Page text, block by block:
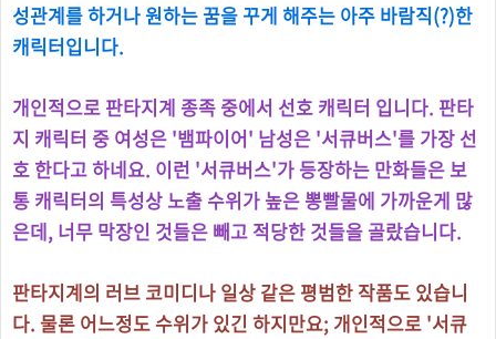
성관계를 하거나 원하는 꿈을 꾸게 해주는 아주 바람직(?)한
캐릭터입니다.
개인적으로 판타지계 종족 중에서 선호 캐릭터 입니다. 판타
지 캐릭터 중 여성은 '뱀파이어' 남성은 '서큐버스'를 가장 선
호 한다고 하네요. 이런 '서큐버스'가 등장하는 만화들은 보
통 캐릭터의 특성상 노출 수위가 높은 뽕빨물에 가까운게 많
은데, 너무 막장인 것들은 빼고 적당한 것들을 골랐습니다.
판타지계의 러브 코미디나 일상 같은 평범한 작품도 있습니
다. 물론 어느정도 수위가 있긴 하지만요; 개인적으로 '서큐